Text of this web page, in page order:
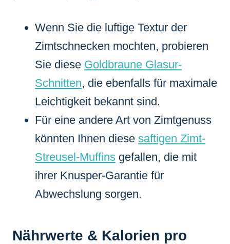
Wenn Sie die luftige Textur der
Zimtschnecken mochten, probieren
Sie diese Goldbraune Glasur-
Schnitten, die ebenfalls für maximale
Leichtigkeit bekannt sind.
Für eine andere Art von Zimtgenuss
könnten Ihnen diese saftigen Zimt-
Streusel-Muffins gefallen, die mit
ihrer Knusper-Garantie für
Abwechslung sorgen.
Nährwerte & Kalorien pro